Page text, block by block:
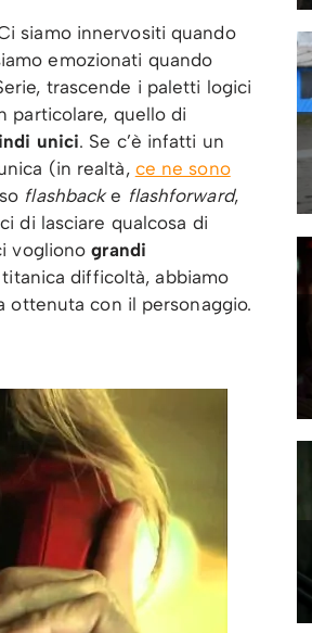
siamo innervositi quando
emozionati quando
trascende i paletti logici
particolare, quello di
unici. Se c’è infatti un
(in realtà, ce ne sono
flashbacke flashforward,
di lasciare qualcosa di
voglionograndi
difficoltà, abbiamo
ottenuta con il personaggio.